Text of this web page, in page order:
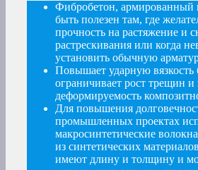
Фибробетон, армированный
быть полезен там, где
прочность на растяжение и
растрескивания или когда
установить обычную
Повышает ударную вязкость
ограничивает рост трещин
деформируемость
Для повышения
промышленных проектах
макросинтетические
из синтетических
имеют длину и толщину и